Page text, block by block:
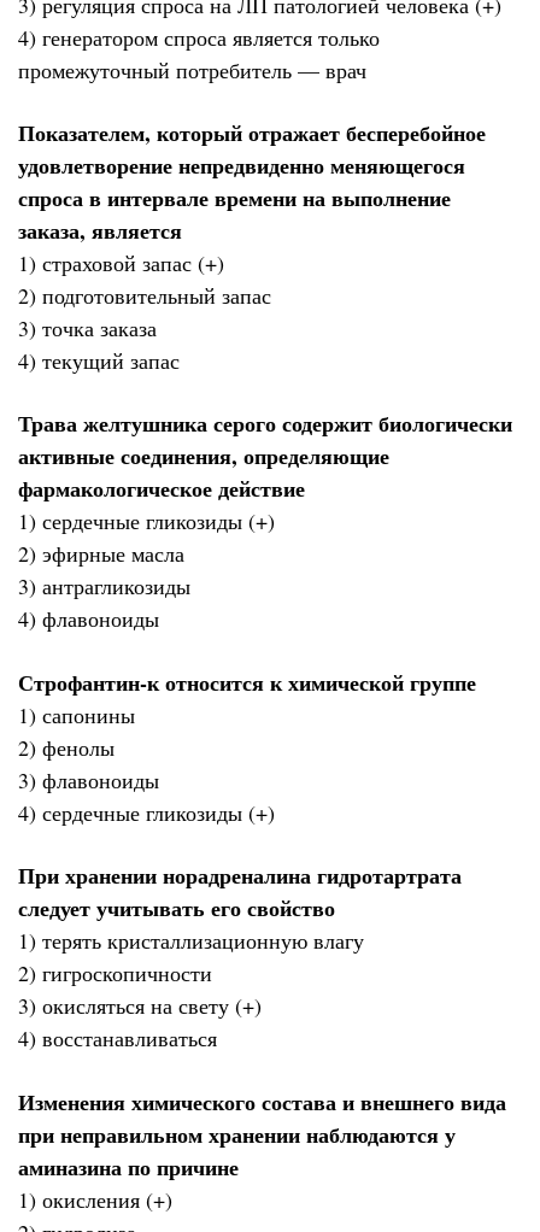
4) генератором спроса является только
промежуточный потребитель — врач
Показателем, который отражает бесперебойное
удовлетворение непредвиденно меняющегося
спроса в интервале времени на выполнение
заказа, является
1) страховой запас (+)
2) подготовительный запас
3) точка заказа
4) текущий запас
Трава желтушника серого содержит биологически
активные соединения, определяющие
фармакологическое действие
1) сердечные гликозиды (+)
2) эфирные масла
3) антрагликозиды
4) флавоноиды
Строфантин-к относится к химической группе
1) сапонины
2) фенолы
3) флавоноиды
4) сердечные гликозиды (+)
При хранении норадреналина гидротартрата
следует учитывать его свойство
1) терять кристаллизационную влагу
2) гигроскопичности
3) окисляться на свету (+)
4) восстанавливаться
Изменения химического состава и внешнего вида
при неправильном хранении наблюдаются у
аминазина по причине
1) окисления (+)